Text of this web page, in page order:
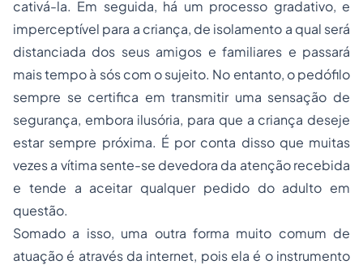
cativá-la. Em seguida, há um processo gradativo, e
imperceptível para a criança, de isolamento a qual será
distanciada dos seus amigos e familiares e passará
mais tempo à sós com o sujeito. No entanto, o pedófilo
sempre se certifica em transmitir uma sensação de
segurança, embora ilusória, para que a criança deseje
estar sempre próxima. É por conta disso que muitas
vezes a vítima sente-se devedora da atenção recebida
e tende a aceitar qualquer pedido do adulto em
questão.
Somado a isso, uma outra forma muito comum de
atuação é através da internet, pois ela é o instrumento